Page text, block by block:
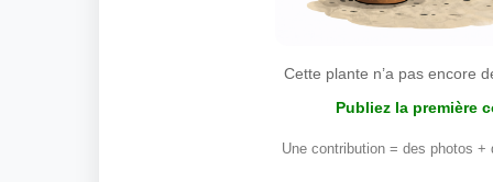
Cette plante n’a pas encore
Publiez la première
Une contribution = des photos